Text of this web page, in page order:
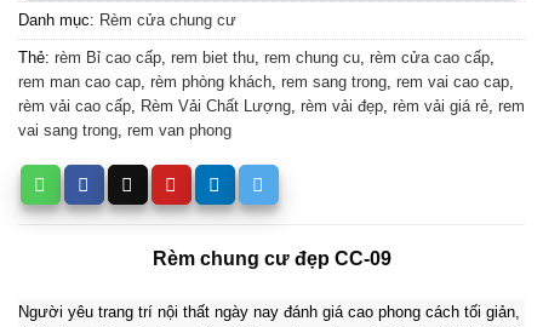
Danh mục: Rèm cửa chung cư
Thẻ: rèm Bỉ cao cấp, rem biet thu, rem chung cu, rèm cửa cao cấp,
rem man cao cap, rèm phòng khách, rem sang trong, rem vai cao cap,
rèm vải cao cấp, Rèm Vải Chất Lượng, rèm vải đẹp, rèm vải giá rẻ, rem
vai sang trong, rem van phong
Rèm chung cư đẹp CC-09
Người yêu trang trí nội thất ngày nay đánh giá cao phong cách tối giản,